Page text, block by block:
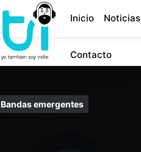
Inicio Noticias
Contacto
Bandas emergentes